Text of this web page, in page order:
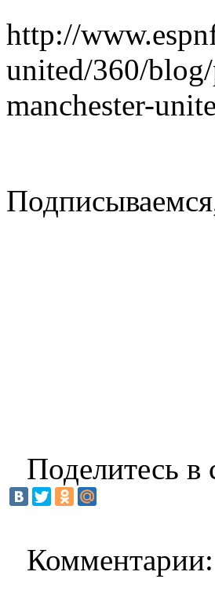
http://
united/360/
manchester-
Поделитесь в
Комментарии: